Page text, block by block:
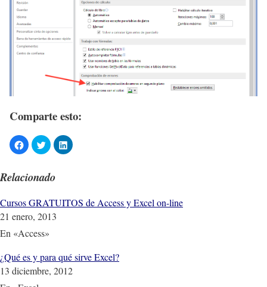
Comparte esto:
Relacionado
Cursos GRATUITOS de Access y Excel on-line
21 enero, 2013
En «Access»
¿Qué es y para qué sirve Excel?
13 diciembre, 2012